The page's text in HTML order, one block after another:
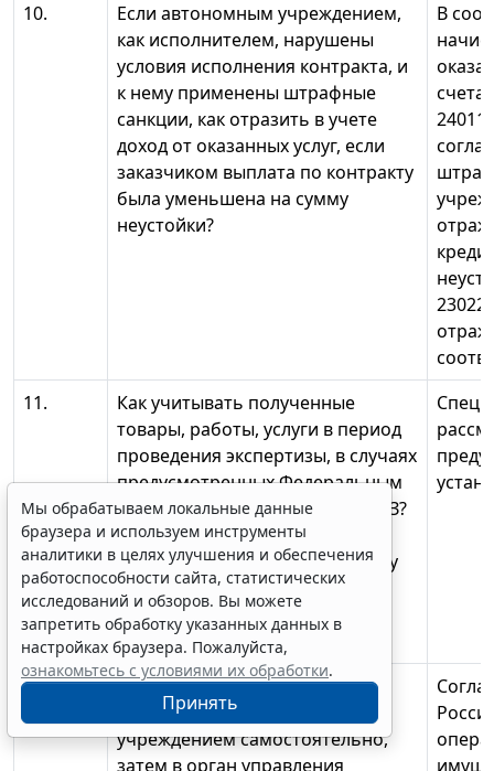
10.
Если автономным учреждением,
как исполнителем, нарушены
условия исполнения контракта, и
к нему применены штрафные
санкции, как отразить в учете
доход от оказанных услуг, если
заказчиком выплата по контракту
была уменьшена на сумму
неустойки?
В
счета
11.
Как учитывать полученные
товары, работы, услуги в период
проведения экспертизы, в случаях
предусмотренных Федеральным
законом от 05.04.2013 г. № 44-ФЗ?
Каким первичным документом
необходимо оформить приемку
товаров, а также выявленные
расхождения при приемке
товаров, работ, услуг?
12.
Основные средства
приобретаются казенным
учреждением самостоятельно,
затем в орган управления
Мы обрабатываем локальные данные
браузера и используем инструменты
аналитики в целях улучшения и обеспечения
работоспособности сайта, статистических
исследований и обзоров. Вы можете
запретить обработку указанных данных в
настройках браузера. Пожалуйста,
ознакомьтесь с условиями их обработки.
Принять